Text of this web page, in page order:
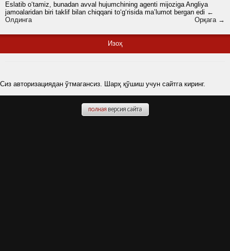
Eslatib o‘tamiz, bunadan avval hujumchining agenti mijoziga Angliya
jamoalaridan biri taklif bilan chiqqani to‘g‘risida maʼlumot bergan edi ←
Олдинга
Орқага →
Изоҳ
Сиз авторизациядан ўтмагансиз. Шарҳ қўшиш учун сайтга киринг.